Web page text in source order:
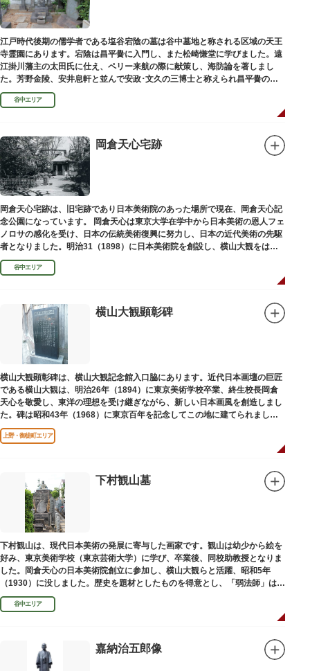
江戸時代後期の儒学者である塩谷宕陰の墓は谷中墓地と称される区域の天王
寺霊園にあります。宕陰は昌平黌に入門し、また松崎慊堂に学びました。遠
江掛川藩主の太田氏に仕え、ペリー来航の際に献策し、海防論を著しまし
た。芳野金陵、安井息軒と並んで安政･文久の三博士と称えられ昌平黌の教
授として多くの文人を育て、慶応3年 （1867）に没しました。
谷中エリア
岡倉天心宅跡
岡倉天心宅跡は、旧宅跡であり日本美術院のあった場所で現在、岡倉天心記
念公園になっています。 岡倉天心は東京大学在学中から日本美術の恩人フェ
ノロサの感化を受け、日本の伝統美術復興に努力し、日本の近代美術の先駆
者となりました。明治31（1898）に日本美術院を創設し、横山大観をはじ
め優れた画家を世に送り出しました。
谷中エリア
横山大観顕彰碑
横山大観顕彰碑は、横山大観記念館入口脇にあります。近代日本画壇の巨匠
である横山大観は、明治26年（1894）に東京美術学校卒業、終生校長岡倉
天心を敬愛し、東洋の理想を受け継ぎながら、新しい日本画風を創造しまし
た。碑は昭和43年（1968）に東京百年を記念してこの地に建てられまし
た。
上野・御徒町エリア
下村観山墓
下村観山は、現代日本美術の発展に寄与した画家です。観山は幼少から絵を
好み、東京美術学校（東京芸術大学）に学び、卒業後、同校助教授となりま
した。岡倉天心の日本美術院創立に参加し、横山大観らと活躍、昭和5年
（1930）に没しました。歴史を題材としたものを得意とし、「弱法師」は代
表作です。お墓は安立寺（あんりゅうじ）にあります。
谷中エリア
嘉納治五郎像